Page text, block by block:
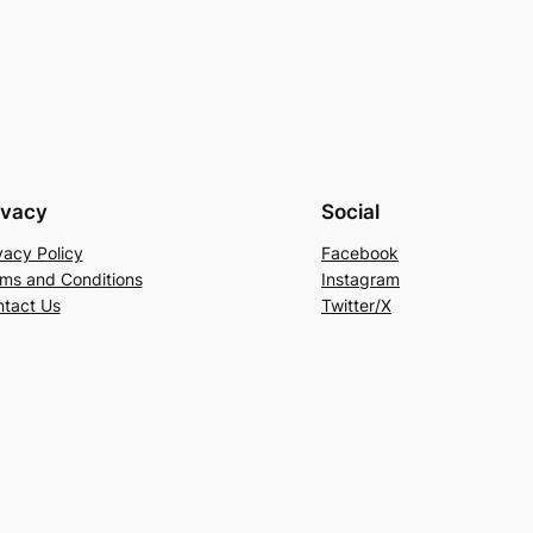
Policy
and Conditions
Us
Social
Facebook
Instagram
Twitter/X